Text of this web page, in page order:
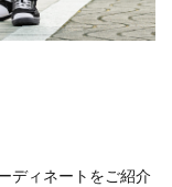
ディネートをご紹介